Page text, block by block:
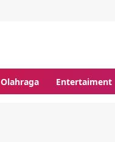
Olahraga Entertaiment